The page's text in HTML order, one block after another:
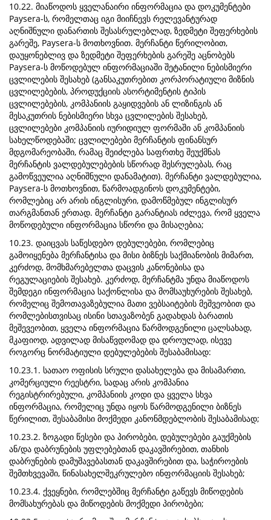
10.22. მიაწოდოს ყველანაირი ინფორმაცია და დოკუმენტები
Paysera-ს, რომელთაც იგი მიიჩნევს რელევანტურად
აღნიშნული დანართის შესასრულებლად, ზედმეტი შეფერხების
გარეშე, Paysera-ს მოთხოვნით. მერჩანტი წერილობით,
დაუყონებლივ და ზედმეტი შეფერხების გარეშე აცნობებს
Paysera-ს მოწოდებულ ინფორმაციაში შეტანილი ნებისმიერი
ცვლილების შესახებ (განსაკუთრებით კორპორატიული მიზნის
ცვლილებების, პროდუქციის ასორტიმენტის ტიპის
ცვლილებების, კომპანიის გაყიდვების ან ლიზინგის ან
მესაკუთრის ნებისმიერი სხვა ცვლილების შესახებ,
ცვლილებები კომპანიის იურიდიულ ფორმაში ან კომპანიის
სახელწოდებაში; ცვლილებები მერჩანტის ფინანსურ
მდგომარეობაში, რამაც შეიძლება საფრთხე შეუქმნას
მერჩანტის ვალდებულებების სწორად შესრულებას, რაც
გამოწვეულია აღნიშნული დანამატით). მერჩანტი ვალდებულია,
Paysera-ს მოთხოვნით, წარმოადგინოს დოკუმენტები,
რომლებიც არ არის ინგლისური, დამოწმებულ ინგლისურ
თარგმანთან ერთად. მერჩანტი გარანტიას იძლევა, რომ ყველა
მოწოდებული ინფორმაცია სწორი და მისაღებია;
10.23. დაიცვას საწესდებო დებულებები, რომლებიც
გამოიყენება მერჩანტისა და მისი ბიზნეს საქმიანობის მიმართ,
კერძოდ, მომხმარებელთა დაცვის კანონებისა და
რეგულაციების შესახებ. კერძოდ, მერჩანტმა უნდა მიაწოდოს
შემდეგი ინფორმაცია საქონლისა და მომსაუხურების შესახებ,
რომელიც შემოთავაზებულია მათი ვებსაიტების მეშვეობით და
რომლებისთვისაც ისინი სთავაზობენ გადახდას ბარათის
მეშევეობით, ყველა ინფორმაცია წარმოდგენილი ცალსახად,
მკაფიოდ, ადვილად მისაწვდომად და დროულად, ისევე
როგორც ნორმატიული დებულებების შესაბამისად:
10.23.1. სათაო ოფისის სრული დასახელება და მისამართი,
კომერციული რეესტრი, სადაც არის კომპანია
რეგისტრირებული, კომპანიის კოდი და ყველა სხვა
ინფორმაცია, რომელიც უნდა იყოს წარმოდგენილი ბიზნეს
წერილით, შესაბამისი მოქმედი კანონმდებლობის შესაბამისად;
10.23.2. ზოგადი წესები და პირობები, დებულებები გაუქმების
ან/და დაბრუნების უფლებებთან დაკავშირებით, თანხის
დაბრუნების დამუშავებასთან დაკავშირებით და, საჭიროების
შემთხვევაში, წინასახელშეკრულებო ინფორმაციის შესახებ;
10.23.4. ქვეყნები, რომლებშიც მერჩანტი გაწევს მიწოდების
მომსახურებას და მიწოდების მოქმედი პირობები;